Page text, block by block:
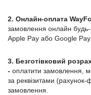
2. Онлайн-оплата
замовлення онлайн
Apple Pay або Google Pay.
3. Безготівковий
- оплатити замовлення,
за реквізитами (рахунок-
замовлення.